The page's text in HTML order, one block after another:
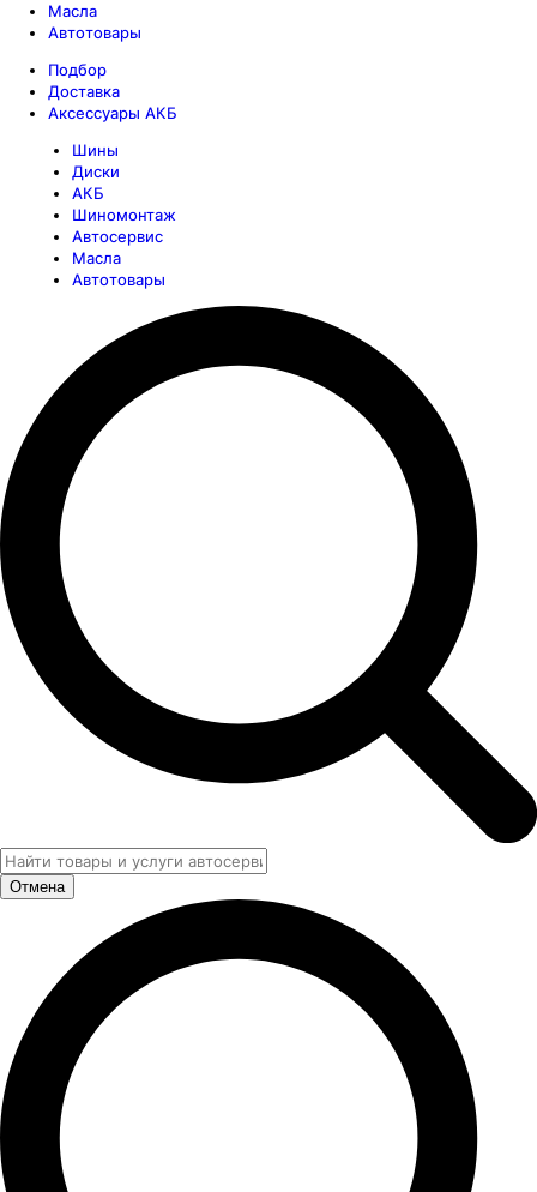
Масла
Автотовары
Подбор
Доставка
Аксессуары АКБ
Шины
Диски
АКБ
Шиномонтаж
Автосервис
Масла
Автотовары
Отмена